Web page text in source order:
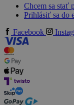
Chcem sa stať
Prihlásiť sa do
Facebook